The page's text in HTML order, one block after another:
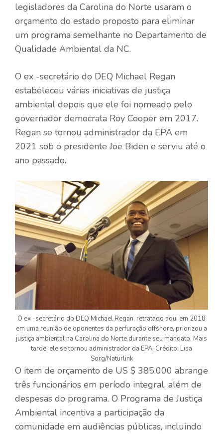
legisladores da Carolina do Norte usaram o
orçamento do estado proposto para eliminar
um programa semelhante no Departamento de
Qualidade Ambiental da NC.
O ex -secretário do DEQ Michael Regan
estabeleceu várias iniciativas de justiça
ambiental depois que ele foi nomeado pelo
governador democrata Roy Cooper em 2017.
Regan se tornou administrador da EPA em
2021 sob o presidente Joe Biden e serviu até o
ano passado.
O ex -secretário do DEQ Michael Regan, retratado aqui em 2018
em uma reunião de oponentes da perfuração offshore, priorizou a
justiça ambiental na Carolina do Norte durante seu mandato. Mais
tarde, ele se tornou administrador da EPA. Crédito: Lisa
Sorg/Naturlink
O item de orçamento de US $ 385.000 abrange
três funcionários em período integral, além de
despesas do programa. O Programa de Justiça
Ambiental incentiva a participação da
comunidade em audiências públicas, incluindo